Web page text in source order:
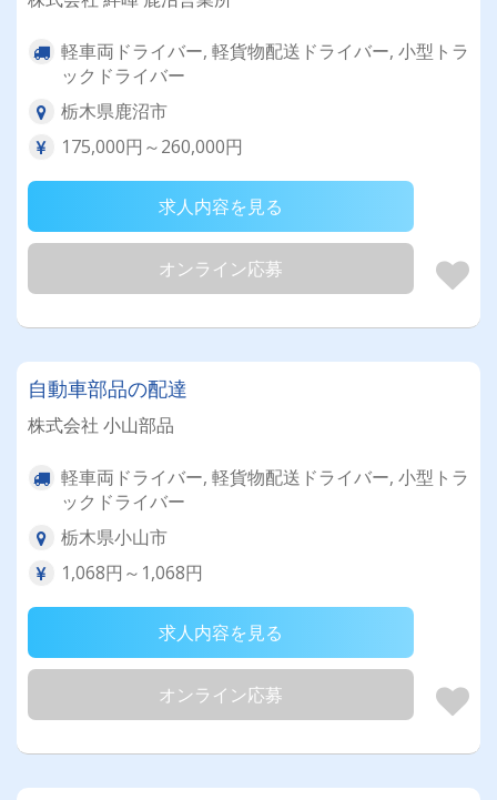
軽車両ドライバー, 軽貨物配送ドライバー, 小型トラ
ックドライバー
栃木県鹿沼市
175,000円～260,000円
求人内容を見る
オンライン応募
自動車部品の配達
株式会社 小山部品
軽車両ドライバー, 軽貨物配送ドライバー, 小型トラ
ックドライバー
栃木県小山市
1,068円～1,068円
求人内容を見る
オンライン応募